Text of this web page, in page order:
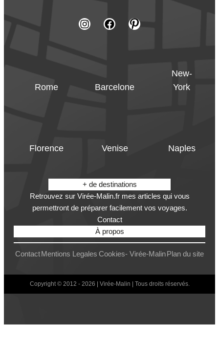
Rome Barcelone
New-
York
Florence Venise Naples
+ de destinations
Retrouvez sur Virée-Malin.fr mes articles qui vous
permettront de préparer facilement vos voyages.
Contact
À propos
Contact Mentions Legales Cookies- Virée-MalinPlan du site
Copyright © 2012 - 2026 | Virée-Malin | Tous droits réservés.